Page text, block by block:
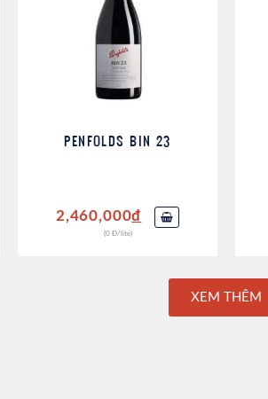
PENFOLDS BIN 23
2,460,000đ
(0 Đ/lite)
XEM THÊM